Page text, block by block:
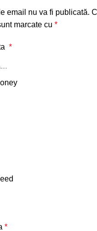
email nu va fi publicată.
marcate cu *
*
*